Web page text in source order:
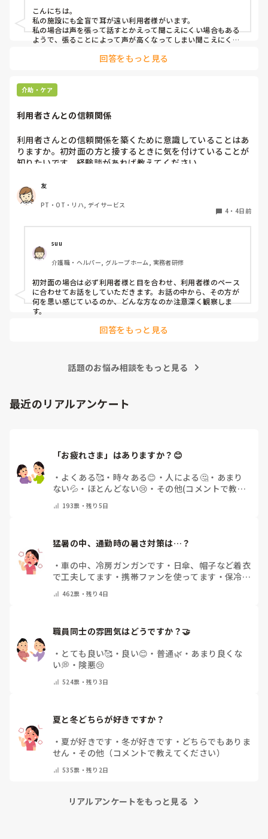
よろしくお願いします。
こんにちは。
私の施設にも全盲で耳が遠い利用者様がいます。
私の場合は声を張って話すとかえって聞こえにくい場合もある
ようで、張ることによって声が高くなってしまい聞こえにくい
回答をもっと見る
介助・ケア
利用者さんとの信頼関係
利用者さんとの信頼関係を築くために意識していることはあ
りますか。初対面の方と接するときに気を付けていることが
知りたいです。経験談があれば教えてください。
友
PT・OT・リハ, デイサービス
4 ・ 4日前
suu
介護職・ヘルパー, グループホーム, 実務者研修
初対面の場合は必ず利用者様と目を合わせ、利用者様のペース
に合わせてお話をしていただきます。お話の中から、その方が
何を思い感じているのか、どんな方なのか注意深く観察しま
す。
回答をもっと見る
話題のお悩み相談をもっと見る
最近のリアルアンケート
「お疲れさま」はありますか？😊
・ よくある🥰 ・ 時々ある😊 ・ 人による🤔 ・ あまり
ない💦 ・ ほとんどない😢 ・ その他(コメントで教え
193票・残り5日
猛暑の中、通勤時の暑さ対策は…？
・車の中、冷房ガンガンです ・ 日傘、帽子など着衣
で工夫してます ・携帯ファンを使ってます ・ 保冷剤
ん ・その他（コメントで教えて下さい）
462票・残り4日
職員同士の雰囲気はどうですか？🤝
・ とても良い🥰 ・ 良い😊 ・ 普通🌿 ・ あまり良くな
い💭 ・ 険悪😢
524票・残り3日
夏と冬どちらが好きですか？
・ 夏が好きです ・冬が好きです ・ どちらでもありま
せん ・ その他（コメントで教えてください）
535票・残り2日
リアルアンケートをもっと見る